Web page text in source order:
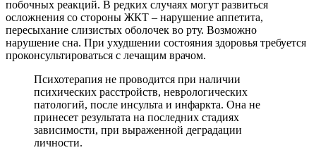
побочных реакций. В редких случаях могут развиться
осложнения со стороны ЖКТ – нарушение аппетита,
пересыхание слизистых оболочек во рту. Возможно
нарушение сна. При ухудшении состояния здоровья требуется
проконсультироваться с лечащим врачом.
Психотерапия не проводится при наличии
психических расстройств, неврологических
патологий, после инсульта и инфаркта. Она не
принесет результата на последних стадиях
зависимости, при выраженной деградации
личности.